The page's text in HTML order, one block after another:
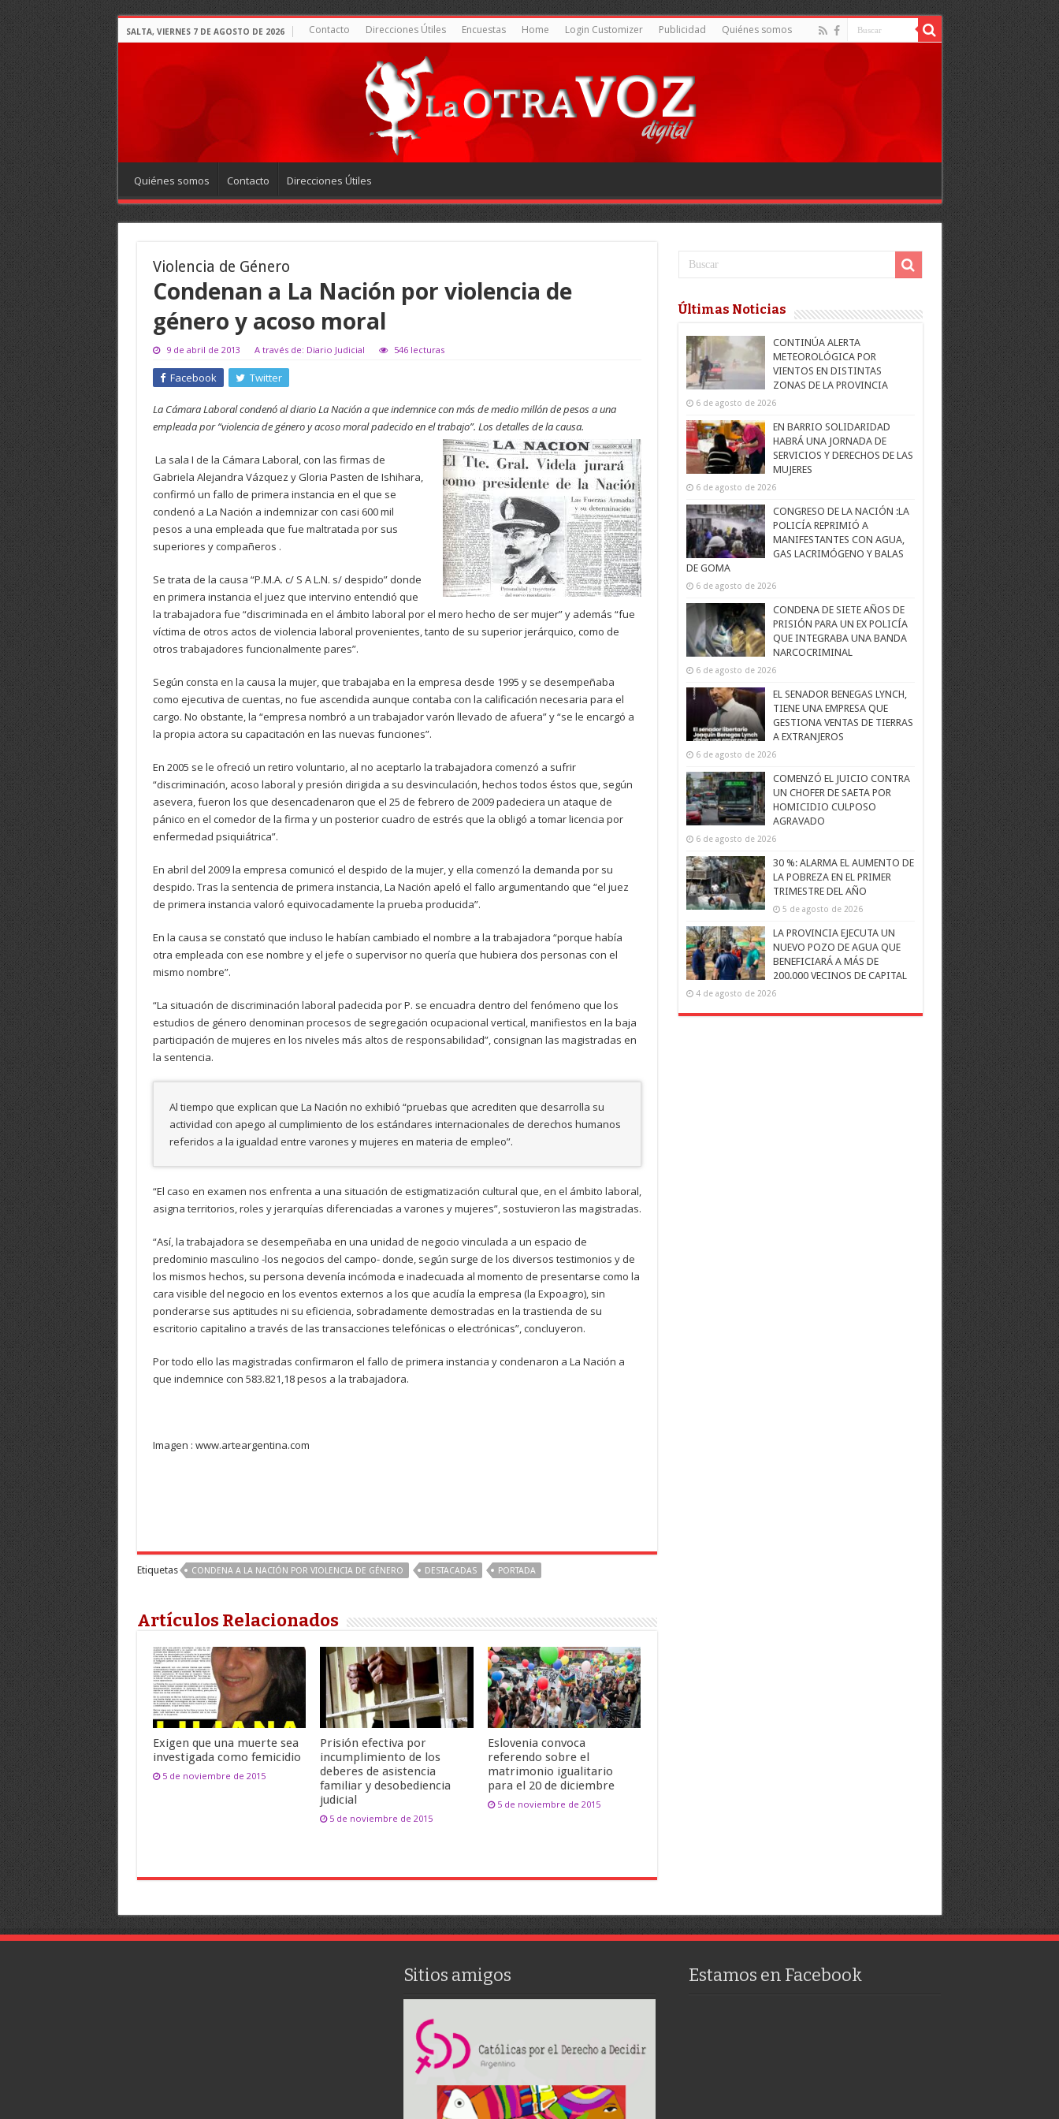
SALTA, VIERNES 7 DE AGOSTO DE 2026 Contacto Direcciones Útiles Encuestas Home Login Customizer Publicidad Quiénes somos
Quiénes somos Contacto Direcciones Útiles
Violencia de Género
Condenan a La Nación por violencia de
género y acoso moral
9 de abril de 2013 A través de: Diario Judicial 546 lecturas
Facebook Twitter
La Cámara Laboral condenó al diario La Nación a que indemnice con más de medio millón de pesos a una
empleada por “violencia de género y acoso moral padecido en el trabajo”. Los detalles de la causa.
La sala I de la Cámara Laboral, con las firmas de
Gabriela Alejandra Vázquez y Gloria Pasten de Ishihara,
confirmó un fallo de primera instancia en el que se
condenó a La Nación a indemnizar con casi 600 mil
pesos a una empleada que fue maltratada por sus
superiores y compañeros .
Se trata de la causa “P.M.A. c/ S A L.N. s/ despido” donde
en primera instancia el juez que intervino entendió que
la trabajadora fue “discriminada en el ámbito laboral por el mero hecho de ser mujer” y además “fue
víctima de otros actos de violencia laboral provenientes, tanto de su superior jerárquico, como de
otros trabajadores funcionalmente pares”.
Según consta en la causa la mujer, que trabajaba en la empresa desde 1995 y se desempeñaba
como ejecutiva de cuentas, no fue ascendida aunque contaba con la calificación necesaria para el
cargo. No obstante, la “empresa nombró a un trabajador varón llevado de afuera” y “se le encargó a
la propia actora su capacitación en las nuevas funciones”.
En 2005 se le ofreció un retiro voluntario, al no aceptarlo la trabajadora comenzó a sufrir
“discriminación, acoso laboral y presión dirigida a su desvinculación, hechos todos éstos que, según
asevera, fueron los que desencadenaron que el 25 de febrero de 2009 padeciera un ataque de
pánico en el comedor de la firma y un posterior cuadro de estrés que la obligó a tomar licencia por
enfermedad psiquiátrica”.
En abril del 2009 la empresa comunicó el despido de la mujer, y ella comenzó la demanda por su
despido. Tras la sentencia de primera instancia, La Nación apeló el fallo argumentando que “el juez
de primera instancia valoró equivocadamente la prueba producida”.
En la causa se constató que incluso le habían cambiado el nombre a la trabajadora “porque había
otra empleada con ese nombre y el jefe o supervisor no quería que hubiera dos personas con el
mismo nombre”.
“La situación de discriminación laboral padecida por P. se encuadra dentro del fenómeno que los
estudios de género denominan procesos de segregación ocupacional vertical, manifiestos en la baja
participación de mujeres en los niveles más altos de responsabilidad”, consignan las magistradas en
la sentencia.
Al tiempo que explican que La Nación no exhibió “pruebas que acrediten que desarrolla su
actividad con apego al cumplimiento de los estándares internacionales de derechos humanos
referidos a la igualdad entre varones y mujeres en materia de empleo”.
“El caso en examen nos enfrenta a una situación de estigmatización cultural que, en el ámbito laboral,
asigna territorios, roles y jerarquías diferenciadas a varones y mujeres”, sostuvieron las magistradas.
“Así, la trabajadora se desempeñaba en una unidad de negocio vinculada a un espacio de
predominio masculino -los negocios del campo- donde, según surge de los diversos testimonios y de
los mismos hechos, su persona devenía incómoda e inadecuada al momento de presentarse como la
cara visible del negocio en los eventos externos a los que acudía la empresa (la Expoagro), sin
ponderarse sus aptitudes ni su eficiencia, sobradamente demostradas en la trastienda de su
escritorio capitalino a través de las transacciones telefónicas o electrónicas”, concluyeron.
Por todo ello las magistradas confirmaron el fallo de primera instancia y condenaron a La Nación a
que indemnice con 583.821,18 pesos a la trabajadora.
Imagen : www.arteargentina.com
Etiquetas CONDENA A LA NACIÓN POR VIOLENCIA DE GÉNERO DESTACADAS PORTADA
Artículos Relacionados
Exigen que una muerte sea
investigada como femicidio
5 de noviembre de 2015
Prisión efectiva por
incumplimiento de los
deberes de asistencia
familiar y desobediencia
judicial
5 de noviembre de 2015
Eslovenia convoca
referendo sobre el
matrimonio igualitario
para el 20 de diciembre
5 de noviembre de 2015
Últimas Noticias
CONTINÚA ALERTA
METEOROLÓGICA POR
VIENTOS EN DISTINTAS
ZONAS DE LA PROVINCIA
6 de agosto de 2026
EN BARRIO SOLIDARIDAD
HABRÁ UNA JORNADA DE
SERVICIOS Y DERECHOS DE LAS
MUJERES
6 de agosto de 2026
CONGRESO DE LA NACIÓN :LA
POLICÍA REPRIMIÓ A
MANIFESTANTES CON AGUA,
GAS LACRIMÓGENO Y BALAS
DE GOMA
6 de agosto de 2026
CONDENA DE SIETE AÑOS DE
PRISIÓN PARA UN EX POLICÍA
QUE INTEGRABA UNA BANDA
NARCOCRIMINAL
6 de agosto de 2026
EL SENADOR BENEGAS LYNCH,
TIENE UNA EMPRESA QUE
GESTIONA VENTAS DE TIERRAS
A EXTRANJEROS
6 de agosto de 2026
COMENZÓ EL JUICIO CONTRA
UN CHOFER DE SAETA POR
HOMICIDIO CULPOSO
AGRAVADO
6 de agosto de 2026
30 %: ALARMA EL AUMENTO DE
LA POBREZA EN EL PRIMER
TRIMESTRE DEL AÑO
5 de agosto de 2026
LA PROVINCIA EJECUTA UN
NUEVO POZO DE AGUA QUE
BENEFICIARÁ A MÁS DE
200.000 VECINOS DE CAPITAL
4 de agosto de 2026
Sitios amigos Estamos en Facebook